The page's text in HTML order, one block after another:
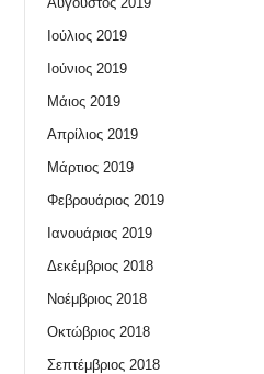
Ιούλιος 2019
Ιούνιος 2019
Μάιος 2019
Απρίλιος 2019
Μάρτιος 2019
Φεβρουάριος 2019
Ιανουάριος 2019
Δεκέμβριος 2018
Νοέμβριος 2018
Οκτώβριος 2018
Σεπτέμβριος 2018